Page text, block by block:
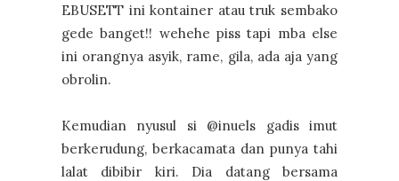
EBUSETT ini kontainer atau truk sembako
gede banget!! wehehe piss tapi mba else
ini orangnya asyik, rame, gila, ada aja yang
obrolin.
Kemudian nyusul si @inuels gadis imut
berkerudung, berkacamata dan punya tahi
lalat dibibir kiri. Dia datang bersama